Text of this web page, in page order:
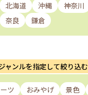
北海道 沖縄 神奈川
奈良 鎌倉
ャンルを指定して絞り込む
ツ おみやげ 景色